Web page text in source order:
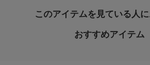
このアイテムを見ている人
おすすめアイテム